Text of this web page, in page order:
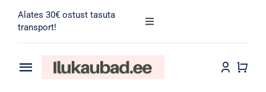
content
Alates 30€ ostust tasuta
transport!
Toggle
for:
Toggle